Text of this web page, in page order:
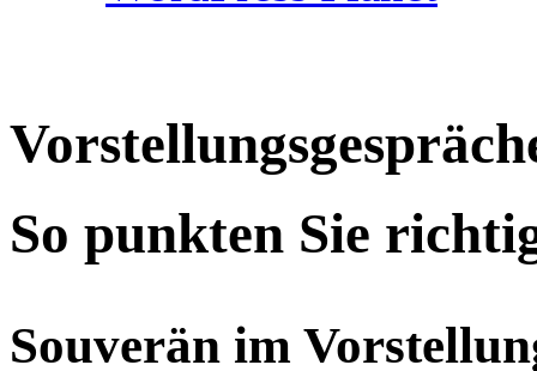
So punkten Sie
Souverän im